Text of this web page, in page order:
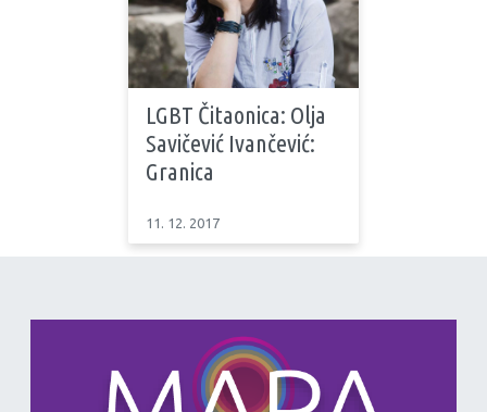
LGBT Čitaonica: Olja
Savičević Ivančević:
Granica
11. 12. 2017